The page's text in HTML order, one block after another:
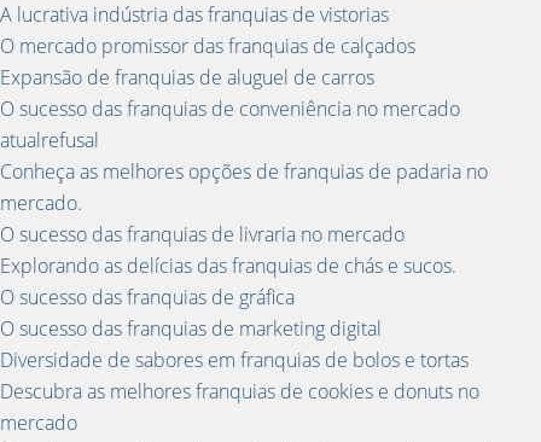
A lucrativa indústria das franquias de vistorias
O mercado promissor das franquias de calçados
Expansão de franquias de aluguel de carros
O sucesso das franquias de conveniência no mercado
atualrefusal
Conheça as melhores opções de franquias de padaria no
mercado.
O sucesso das franquias de livraria no mercado
Explorando as delícias das franquias de chás e sucos.
O sucesso das franquias de gráfica
O sucesso das franquias de marketing digital
Diversidade de sabores em franquias de bolos e tortas
Descubra as melhores franquias de cookies e donuts no
mercado